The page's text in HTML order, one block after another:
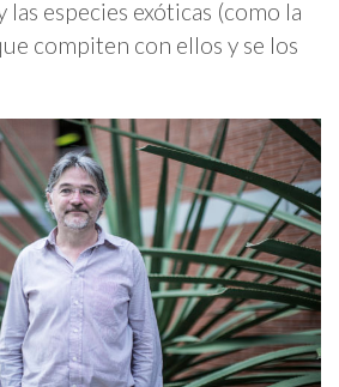
especies exóticas (como la
compiten con ellos y se los